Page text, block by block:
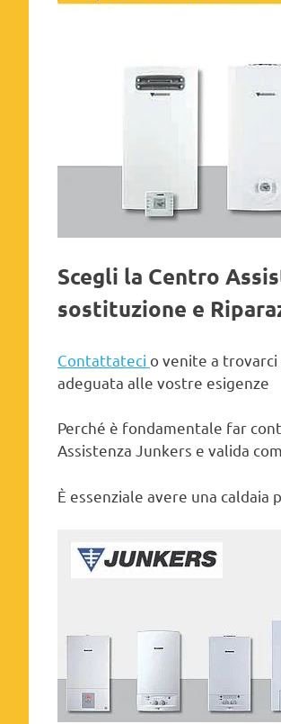
Scegli la Centro
sostituzione e
Contattateci o venite a
adeguata alle vostre esigenze
Perché è fondamentale far
Assistenza Junkers e valida
È essenziale avere una